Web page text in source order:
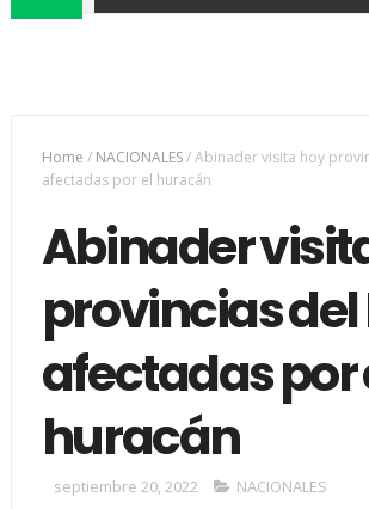
Home / NACIONALES/Abinader visita hoy
afectadas por el huracán
Abinader
provincias del
afectadas por
huracán
septiembre 20, 2022 NACIONALES